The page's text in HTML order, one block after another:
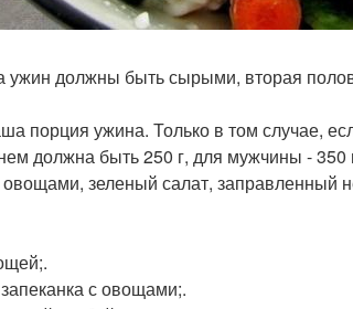
должны быть сырыми, вторая
порция ужина. Только в том случае,
должна быть 250 г, для мужчины - 350
овощами, зеленый салат,
с овощами;.